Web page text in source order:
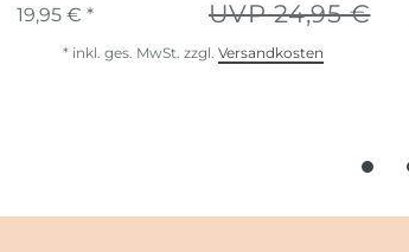
UVP 24,95 €
19,95 € *
* inkl. ges. MwSt. zzgl.Versandkosten